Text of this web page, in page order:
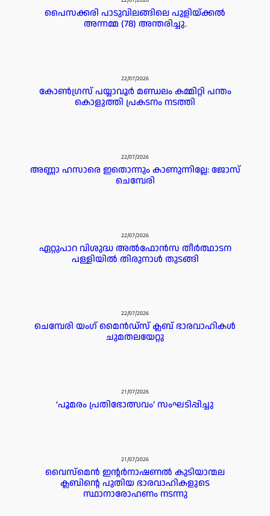
പൈസക്കരി പാടുവിലങ്ങിലെ പുളിയ്ക്കൽ
അന്നമ്മ (78) അന്തരിച്ചു.
22/07/2026
കോൺഗ്രസ് പയ്യാവൂർ മണ്ഡലം കമ്മിറ്റി പന്തം
കൊളുത്തി പ്രകടനം നടത്തി
22/07/2026
അണ്ണാ ഹസാരെ ഇതൊന്നും കാണുന്നില്ലേ: ജോസ്
ചെമ്പേരി
22/07/2026
ഏറ്റുപാറ വിശുദ്ധ അൽഫോൻസ തീർത്ഥാടന
പള്ളിയിൽ തിരുനാൾ തുടങ്ങി
22/07/2026
ചെമ്പേരി യംഗ് മൈൻഡ്സ് ക്ലബ് ഭാരവാഹികൾ
ചുമതലയേറ്റു
21/07/2026
‘പൂമരം പ്രതിഭോത്സവം’ സംഘടിപ്പിച്ചു
21/07/2026
വൈസ്മെൻ ഇൻ്റർനാഷണൽ കുടിയാന്മല
ക്ലബിൻ്റെ പുതിയ ഭാരവാഹികളുടെ
സ്ഥാനാരോഹണം നടന്നു